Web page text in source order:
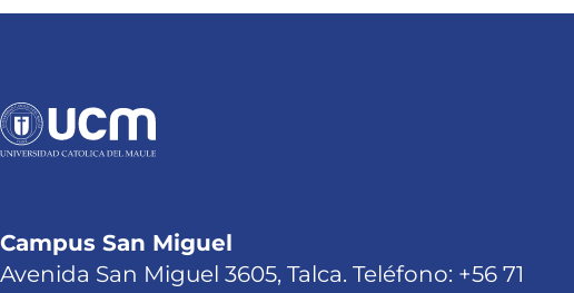
Campus San Miguel
Avenida San Miguel 3605, Talca. Teléfono: +56 71